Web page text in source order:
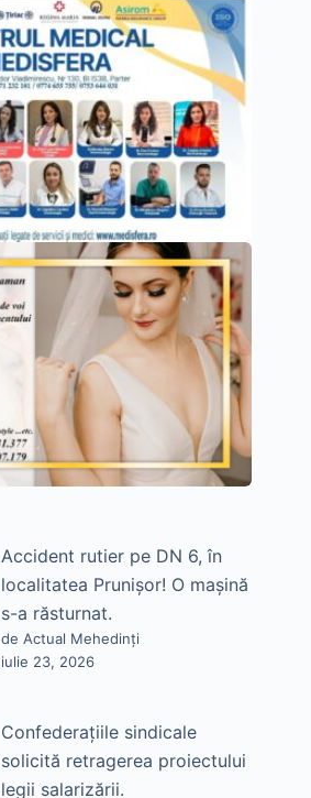
Accident rutier pe DN 6, în
localitatea Prunișor! O mașină
s-a răsturnat.
de Actual Mehedinți
iulie 23, 2026
Confederațiile sindicale
solicită retragerea proiectului
legii salarizării.